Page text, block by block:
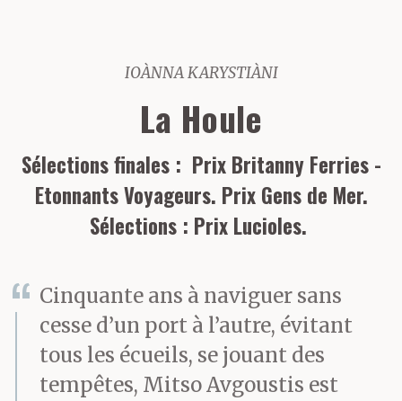
IOÀNNA KARYSTIÀNI
La Houle
Sélections finales : Prix Britanny Ferries -
Etonnants Voyageurs. Prix Gens de Mer.
Sélections : Prix Lucioles.
Cinquante ans à naviguer sans
cesse d’un port à l’autre, évitant
tous les écueils, se jouant des
tempêtes, Mitso Avgoustis est